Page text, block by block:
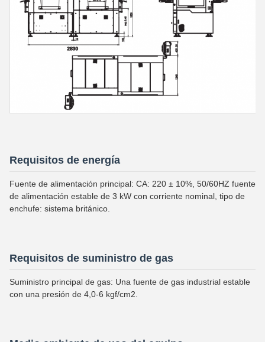
Requisitos de energía
Fuente de alimentación principal: CA: 220 ± 10%, 50/60HZ fuente
de alimentación estable de 3 kW con corriente nominal, tipo de
enchufe: sistema británico.
Requisitos de suministro de gas
Suministro principal de gas: Una fuente de gas industrial estable
con una presión de 4,0-6 kgf/cm2.